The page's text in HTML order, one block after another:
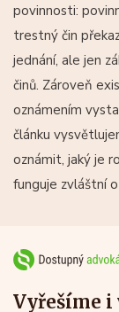
povinnosti:
trestný čin
jednání, ale jen
činů. Zároveň
oznámením
článku
oznámit, jaký je
funguje zvláštní
Vyřešíme i